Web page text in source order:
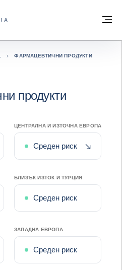
FOR TRADE - GROUP WEBSITE
ФАРМАЦЕВТИЧНИ ПРОДУКТИ
продукти
ЦЕНТРАЛНА И ИЗТОЧНА ЕВРОПА
Среден риск
БЛИЗЪК ИЗТОК И ТУРЦИЯ
Среден риск
ЗАПАДНА ЕВРОПА
Среден риск